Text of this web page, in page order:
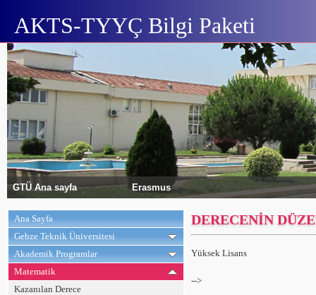
AKTS-TYYÇ Bilgi Paketi
GTÜ Ana sayfa Erasmus
Ana Sayfa
Gebze Teknik Üniversitesi
Akademik Programlar
Matematik
Kazanılan Derece
DERECENİN
Yüksek Lisans
-->